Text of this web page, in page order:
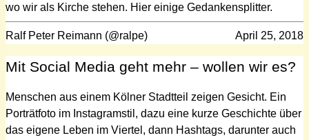
wo wir als Kirche stehen. Hier einige Gedankensplitter.
Ralf Peter Reimann (@ralpe) April 25, 2018
Mit Social Media geht mehr – wollen wir es?
Menschen aus einem Kölner Stadtteil zeigen Gesicht. Ein
Porträtfoto im Instagramstil, dazu eine kurze Geschichte über
das eigene Leben im Viertel, dann Hashtags, darunter auch